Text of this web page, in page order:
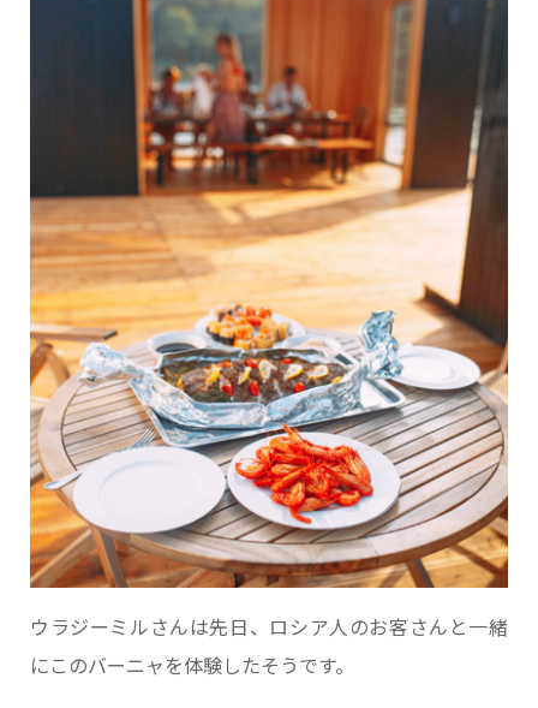
ウラジーミルさんは先日、ロシア人のお客さんと一緒
にこのバーニャを体験したそうです。